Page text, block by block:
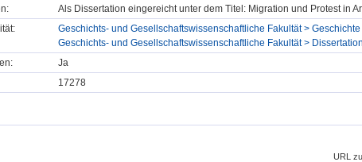
Als Dissertation eingereicht unter dem Titel: Migration und Protest in
Geschichts- und Gesellschaftswissenschaftliche Fakultät >
Geschichts- und Gesellschaftswissenschaftliche Fakultät >
Ja
17278
URL